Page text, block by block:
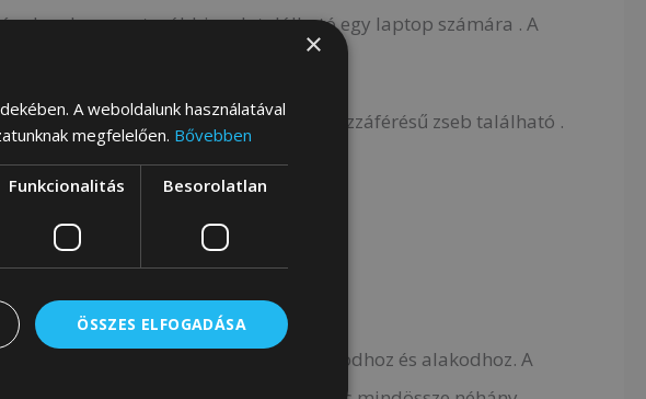
rekeszben egy további zseb található egy laptop számára . A
oldalain még két nyitott, gyors hozzáférésű zseb található .
zseb mérete: 27,5 x 23 cm.
viselet
tökéletesen beállíthatod magasságodhoz és alakodhoz. A
×
A weboldalunk használatával
megfelelően. Bővebben
Funkcionalitás Besorolatlan
ÖSSZES ELFOGADÁSA